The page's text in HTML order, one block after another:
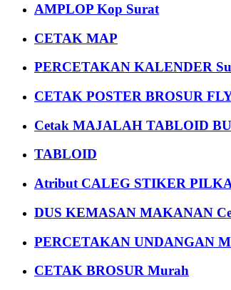
AMPLOP Kop Surat
CETAK MAP
PERCETAKAN KALENDER
CETAK POSTER BROSUR
Cetak MAJALAH TABLOID
TABLOID
Atribut CALEG STIKER
DUS KEMASAN MAKANAN
PERCETAKAN UNDANGAN
CETAK BROSUR Murah